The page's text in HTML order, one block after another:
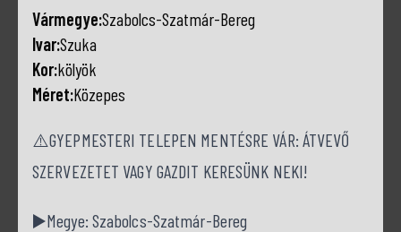
Vármegye:Szabolcs-Szatmár-Bereg
Ivar:Szuka
Kor:kölyök
Méret:Közepes
⚠️GYEPMESTERI TELEPEN MENTÉSRE VÁR: ÁTVEVŐ
SZERVEZETET VAGY GAZDIT KERESÜNK NEKI!
▶️Megye: Szabolcs-Szatmár-Bereg